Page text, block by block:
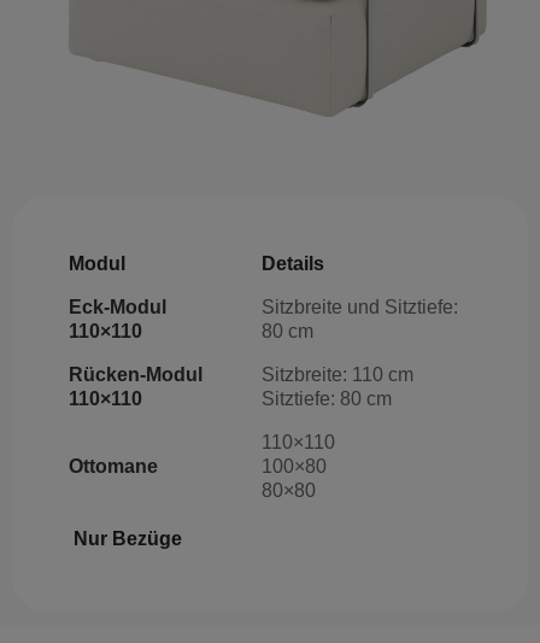
Modul Details
Eck-Modul
110×110
Sitzbreite und Sitztiefe:
80 cm
Rücken-Modul
110×110
Sitzbreite: 110 cm
Sitztiefe: 80 cm
Ottomane
110×110
100×80
80×80
Nur Bezüge